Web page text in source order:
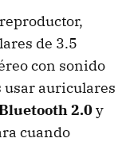
de 3.5
con sonido
auriculares
2.0y
cuando